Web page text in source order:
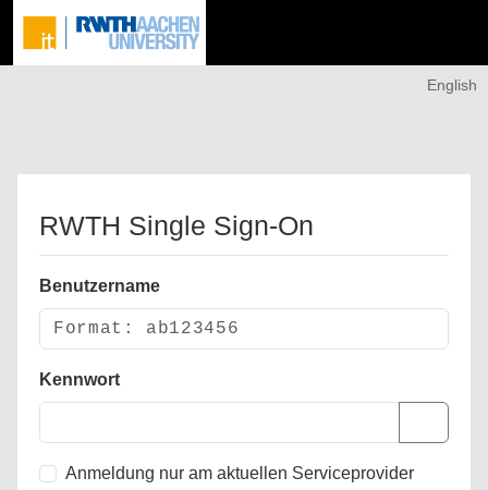
English
RWTH Single Sign-On
Benutzername
Kennwort
Anmeldung nur am aktuellen Serviceprovider